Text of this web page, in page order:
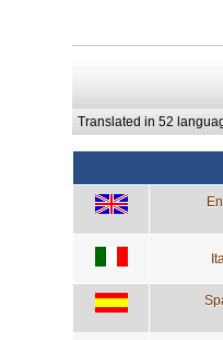
Translated in 52